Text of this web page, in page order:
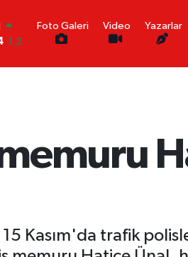
0.17
Foto Galeri Video Yazarlar
15 Kasım'da trafik